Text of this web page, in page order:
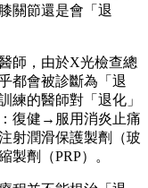
關節還是會「退
師，由於X光檢查總
都會被診斷為「退
練的醫師對「退化」
復健→服用消炎止痛
射潤滑保護製劑（玻
製劑（PRP）。